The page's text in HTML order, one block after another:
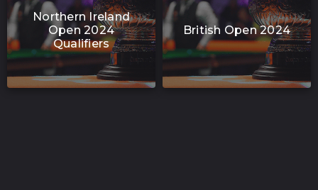
Northern Ireland
Open 2024
Qualifiers
British Open 2024